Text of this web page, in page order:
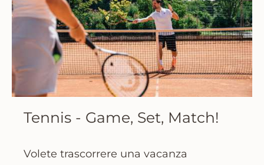
Tennis - Game, Set, Match!
Volete trascorrere una vacanza